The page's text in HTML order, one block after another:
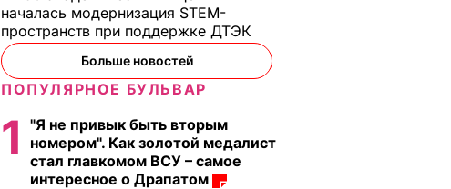
началась модернизация STEM-
пространств при поддержке ДТЭК​
Больше новостей
ПОПУЛЯРНОЕ БУЛЬВАР
1
"Я не привык быть вторым
номером". Как золотой медалист
стал главкомом ВСУ – самое
интересное о Драпатом